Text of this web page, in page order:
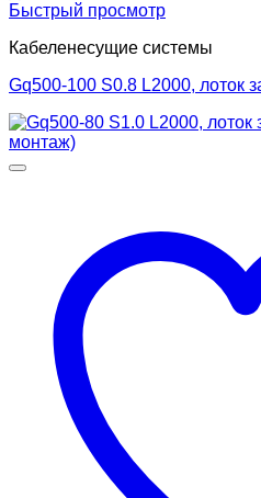
Быстрый просмотр
Кабеленесущие системы
Gq500-100 S0.8 L2000, лоток